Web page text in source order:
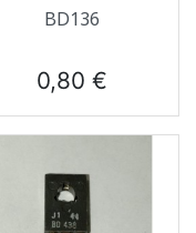
BD136
Prix
0,80 €